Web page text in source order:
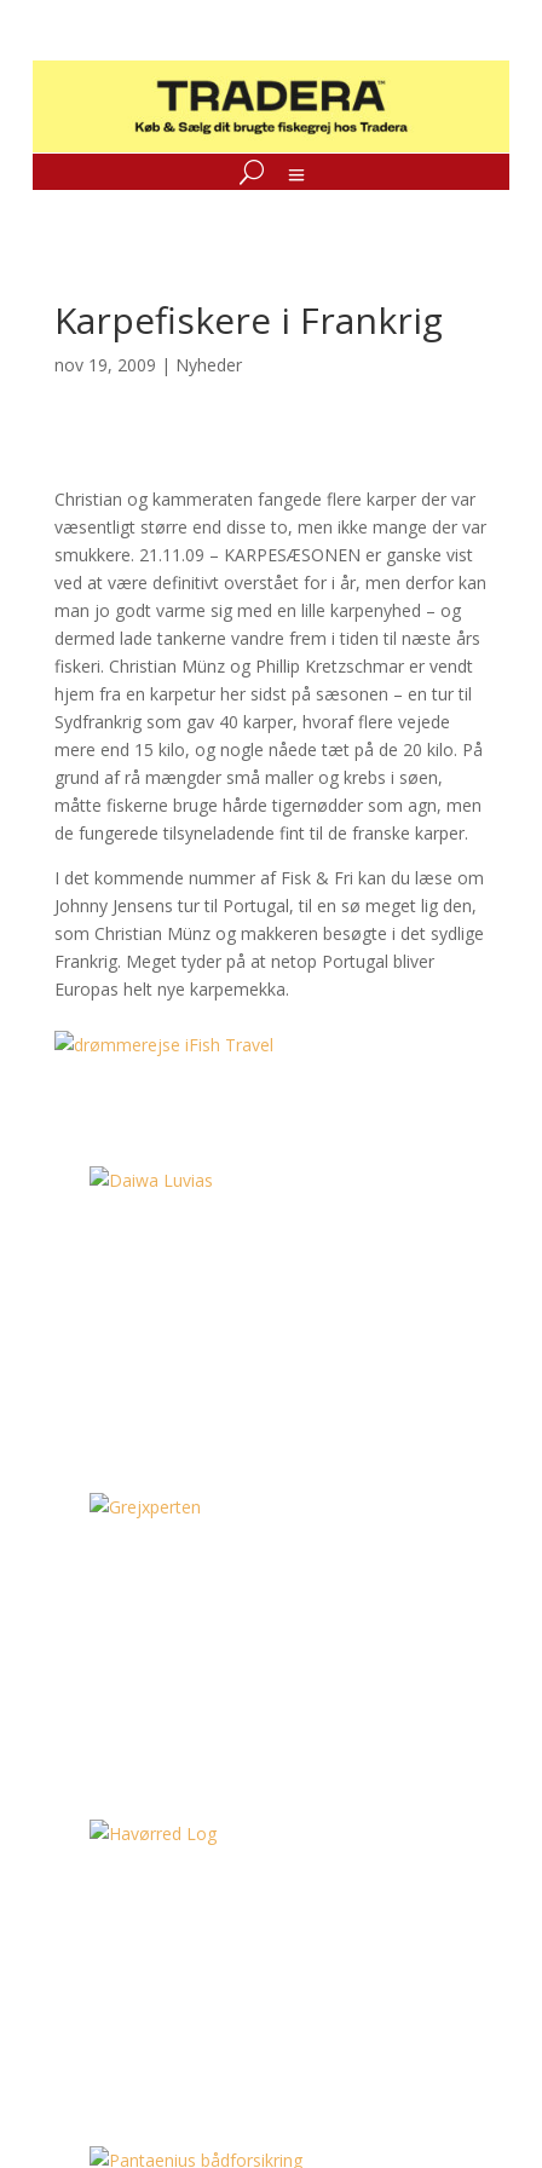
Karpefiskere i Frankrig
nov 19, 2009 | Nyheder
Christian og kammeraten fangede flere karper der var
væsentligt større end disse to, men ikke mange der var
smukkere. 21.11.09 – KARPESÆSONEN er ganske vist
ved at være definitivt overstået for i år, men derfor kan
man jo godt varme sig med en lille karpenyhed – og
dermed lade tankerne vandre frem i tiden til næste års
fiskeri. Christian Münz og Phillip Kretzschmar er vendt
hjem fra en karpetur her sidst på sæsonen – en tur til
Sydfrankrig som gav 40 karper, hvoraf flere vejede
mere end 15 kilo, og nogle nåede tæt på de 20 kilo. På
grund af rå mængder små maller og krebs i søen,
måtte fiskerne bruge hårde tigernødder som agn, men
de fungerede tilsyneladende fint til de franske karper.
I det kommende nummer af Fisk & Fri kan du læse om
Johnny Jensens tur til Portugal, til en sø meget lig den,
som Christian Münz og makkeren besøgte i det sydlige
Frankrig. Meget tyder på at netop Portugal bliver
Europas helt nye karpemekka.